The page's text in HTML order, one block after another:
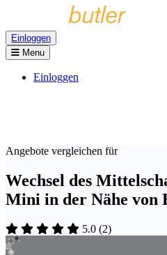
Einloggen
Menu
Einloggen
Angebote vergleichen für
Wechsel des
Mini in der Nähe von
5.0 (2)